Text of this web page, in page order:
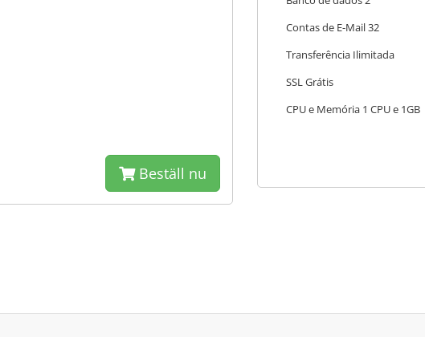
Beställ nu
Contas de E-Mail 32
Transferência Ilimitada
SSL Grátis
CPU e Memória 1 CPU e 1GB